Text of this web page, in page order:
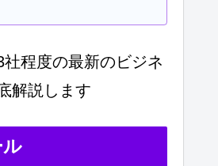
研修、大学教授、早稲田MBA非常
程度の最新のビジネ
解説します